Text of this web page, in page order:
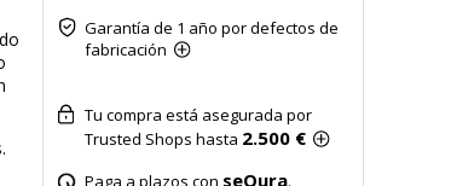
Garantía de 1 año por defectos de
fabricación
Tu compra está asegurada por
Trusted Shops hasta 2.500 €
Paga a plazos con seQura.